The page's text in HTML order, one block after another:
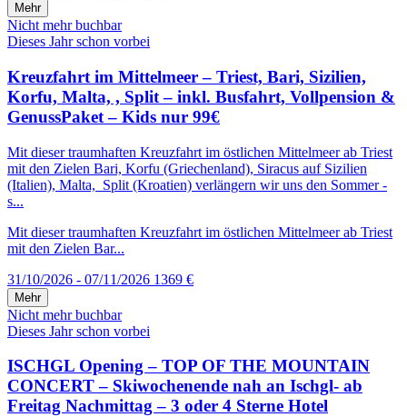
Mehr
Nicht mehr buchbar
Dieses Jahr schon vorbei
Kreuzfahrt im Mittelmeer – Triest, Bari, Sizilien,
Korfu, Malta, , Split – inkl. Busfahrt, Vollpension &
GenussPaket – Kids nur 99€
Mit dieser traumhaften Kreuzfahrt im östlichen Mittelmeer ab Triest
mit den Zielen Bari, Korfu (Griechenland), Siracus auf Sizilien
(Italien), Malta, Split (Kroatien) verlängern wir uns den Sommer -
s...
Mit dieser traumhaften Kreuzfahrt im östlichen Mittelmeer ab Triest
mit den Zielen Bar...
31/10/2026 - 07/11/2026 1369 €
Mehr
Nicht mehr buchbar
Dieses Jahr schon vorbei
ISCHGL Opening – TOP OF THE MOUNTAIN
CONCERT – Skiwochenende nah an Ischgl- ab
Freitag Nachmittag – 3 oder 4 Sterne Hotel